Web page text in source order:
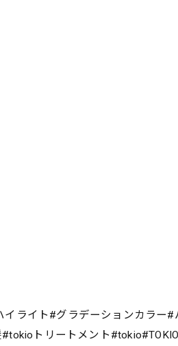
ライト#グラデーションカラー
トリートメント